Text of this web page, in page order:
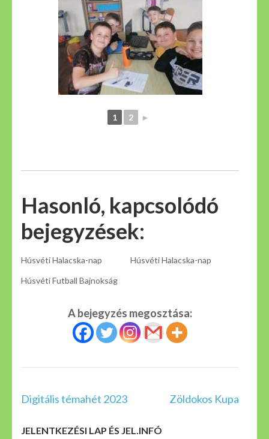
1 2 ►
Hasonló, kapcsolódó
bejegyzések:
Húsvéti Halacska-nap
Húsvéti Halacska-nap
Húsvéti Futball Bajnokság
A bejegyzés megosztása:
Bejegyzés
Digitális témahét 2023 Zöldokos Kupa
JELENTKEZÉSI LAP ÉS JEL.INFÓ